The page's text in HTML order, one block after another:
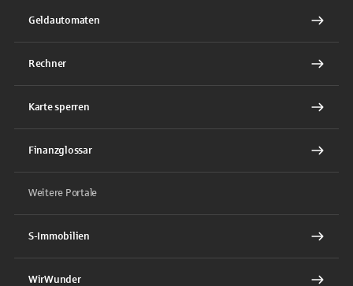
Geldautomaten
Rechner
Karte sperren
Finanzglossar
Weitere Portale
S-Immobilien
WirWunder